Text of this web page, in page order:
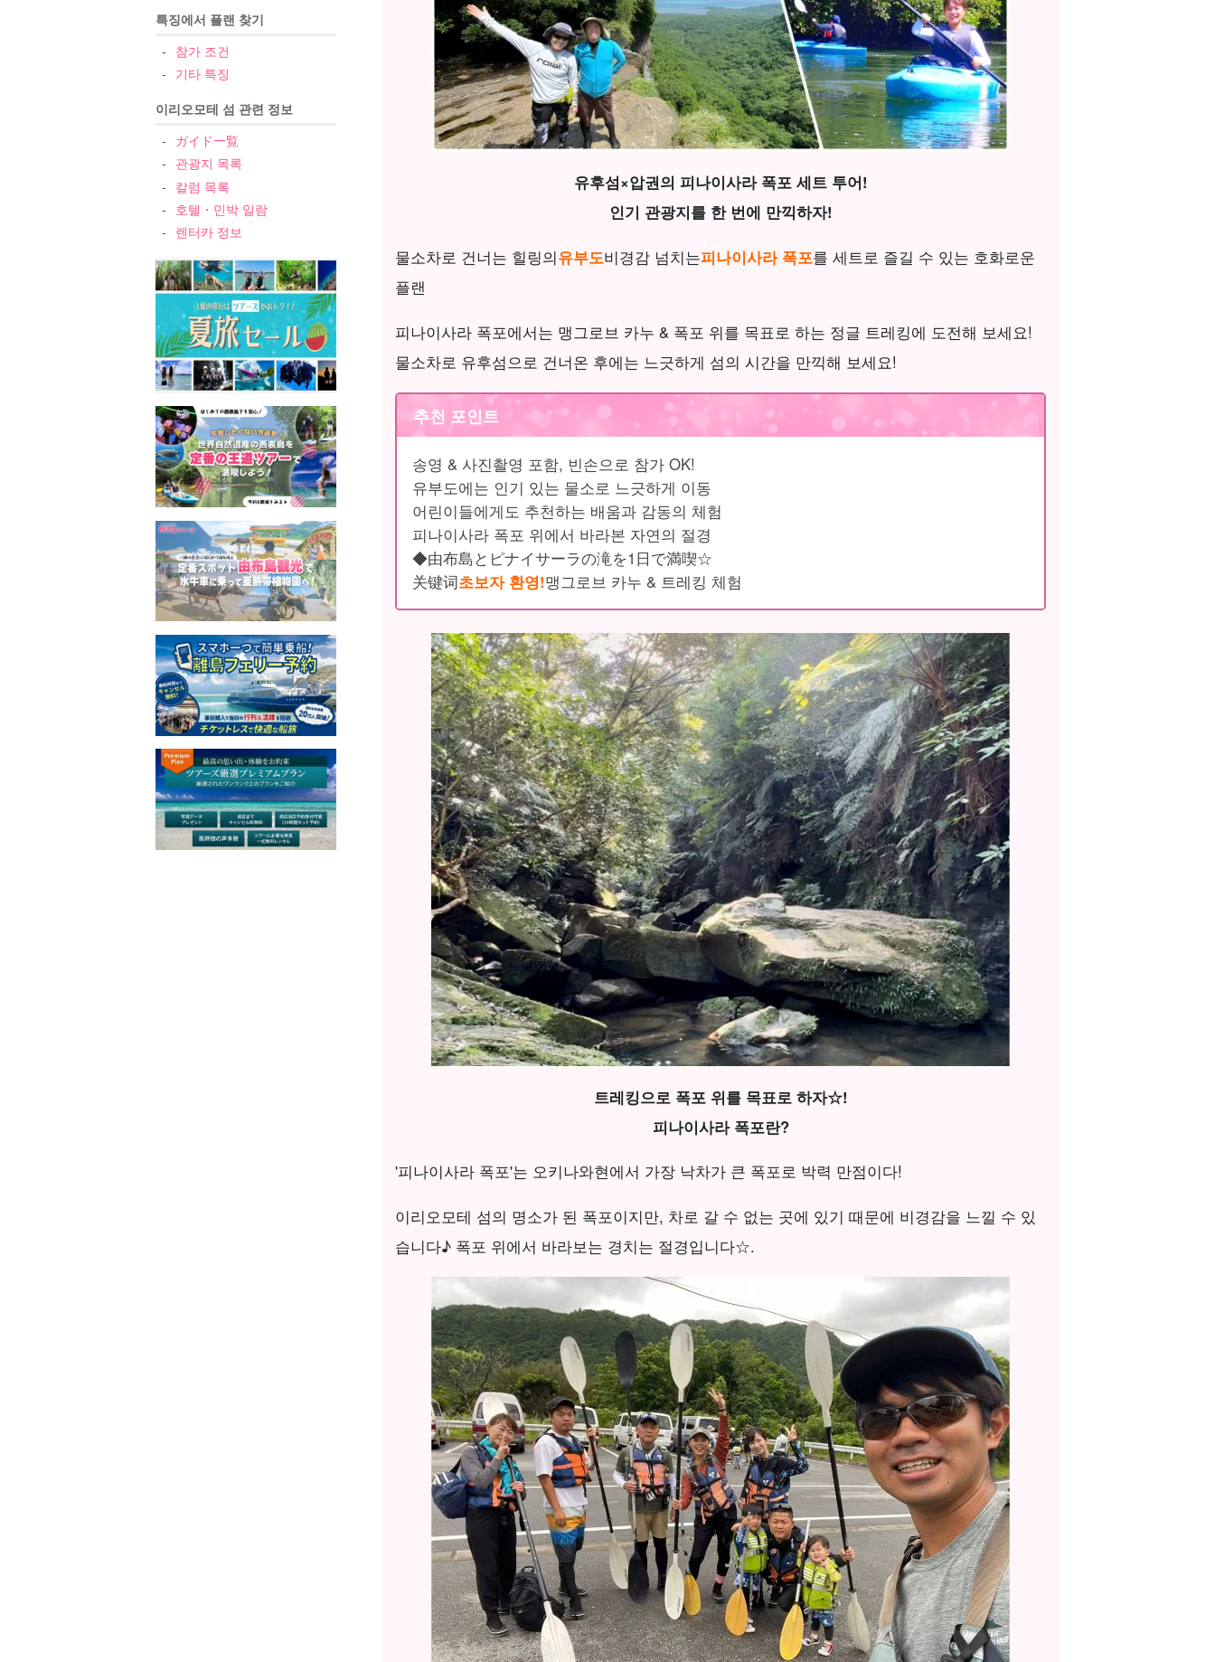
특징에서 플랜 찾기
참가 조건
기타 특징
이리오모테 섬 관련 정보
ガイド一覧
관광지 목록
칼럼 목록
호텔・민박 일람
렌터카 정보
유후섬×압권의 피나이사라 폭포 세트 투어!
인기 관광지를 한 번에 만끽하자!
물소차로 건너는 힐링의유부도비경감 넘치는피나이사라 폭포를 세트로 즐길 수 있는 호화로운
플랜
피나이사라 폭포에서는 맹그로브 카누 & 폭포 위를 목표로 하는 정글 트레킹에 도전해 보세요!
물소차로 유후섬으로 건너온 후에는 느긋하게 섬의 시간을 만끽해 보세요!
추천 포인트
송영 & 사진촬영 포함, 빈손으로 참가 OK!
유부도에는 인기 있는 물소로 느긋하게 이동
어린이들에게도 추천하는 배움과 감동의 체험
피나이사라 폭포 위에서 바라본 자연의 절경
◆由布島とピナイサーラの滝を1日で満喫☆
关键词초보자 환영!맹그로브 카누 & 트레킹 체험
트레킹으로 폭포 위를 목표로 하자☆!
피나이사라 폭포란?
'피나이사라 폭포'는 오키나와현에서 가장 낙차가 큰 폭포로 박력 만점이다!
이리오모테 섬의 명소가 된 폭포이지만, 차로 갈 수 없는 곳에 있기 때문에 비경감을 느낄 수 있
습니다♪ 폭포 위에서 바라보는 경치는 절경입니다☆.